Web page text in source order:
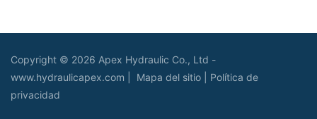
Copyright © 2026 Apex Hydraulic Co., Ltd -
www.hydraulicapex.com | Mapa del sitio
Política de
privacidad